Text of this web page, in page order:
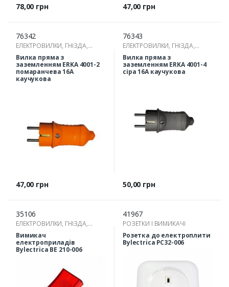
Ціна
78,00 грн Ціна
47,00 грн
76342
ЕЛЕКТРОВИЛКИ, ГНІЗДА,
РОЗГАЛУЖУВАЧІ
Вилка пряма з
заземленням ERKA 4001-2
помаранчева 16А
каучукова
Ціна
47,00 грн
76343
ЕЛЕКТРОВИЛКИ, ГНІЗДА,
РОЗГАЛУЖУВАЧІ
Вилка пряма з
заземленням ERKA 4001-4
сіра 16А каучукова
Ціна
50,00 грн
35106
ЕЛЕКТРОВИЛКИ, ГНІЗДА,
РОЗГАЛУЖУВАЧІ
Вимикач
електроприладів
Bylectrica ВЕ 210-006
41967
РОЗЕТКИ І ВИМИКАЧІ
Розетка до електроплити
Bylectrica РС32-006